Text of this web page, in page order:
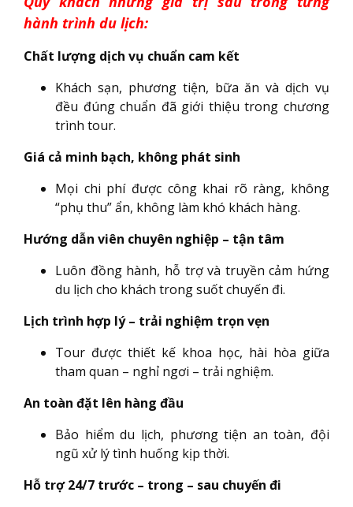
hành trình du lịch:
Chất lượng dịch vụ chuẩn cam kết
Khách sạn, phương tiện, bữa ăn và dịch vụ
đều đúng chuẩn đã giới thiệu trong chương
trình tour.
Giá cả minh bạch, không phát sinh
Mọi chi phí được công khai rõ ràng, không
“phụ thu” ẩn, không làm khó khách hàng.
Hướng dẫn viên chuyên nghiệp – tận tâm
Luôn đồng hành, hỗ trợ và truyền cảm hứng
du lịch cho khách trong suốt chuyến đi.
Lịch trình hợp lý – trải nghiệm trọn vẹn
Tour được thiết kế khoa học, hài hòa giữa
tham quan – nghỉ ngơi – trải nghiệm.
An toàn đặt lên hàng đầu
Bảo hiểm du lịch, phương tiện an toàn, đội
ngũ xử lý tình huống kịp thời.
Hỗ trợ 24/7 trước – trong – sau chuyến đi